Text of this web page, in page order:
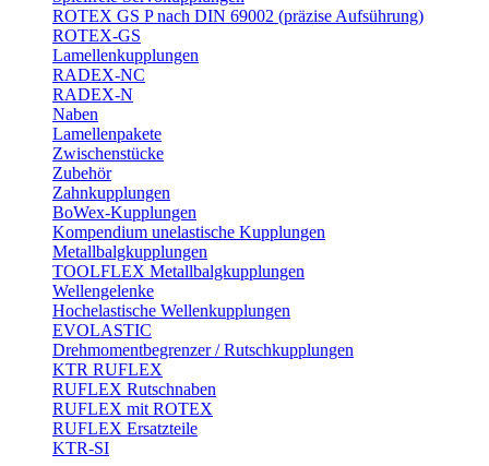
ROTEX GS P nach DIN 69002 (präzise Aufsührung)
ROTEX-GS
Lamellenkupplungen
RADEX-NC
RADEX-N
Naben
Lamellenpakete
Zwischenstücke
Zubehör
Zahnkupplungen
BoWex-Kupplungen
Kompendium unelastische Kupplungen
Metallbalgkupplungen
TOOLFLEX Metallbalgkupplungen
Wellengelenke
Hochelastische Wellenkupplungen
EVOLASTIC
Drehmomentbegrenzer / Rutschkupplungen
KTR RUFLEX
RUFLEX Rutschnaben
RUFLEX mit ROTEX
RUFLEX Ersatzteile
KTR-SI